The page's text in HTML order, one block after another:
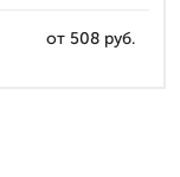
от 508 руб.